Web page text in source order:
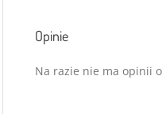
Opinie
Na razie nie ma opinii o